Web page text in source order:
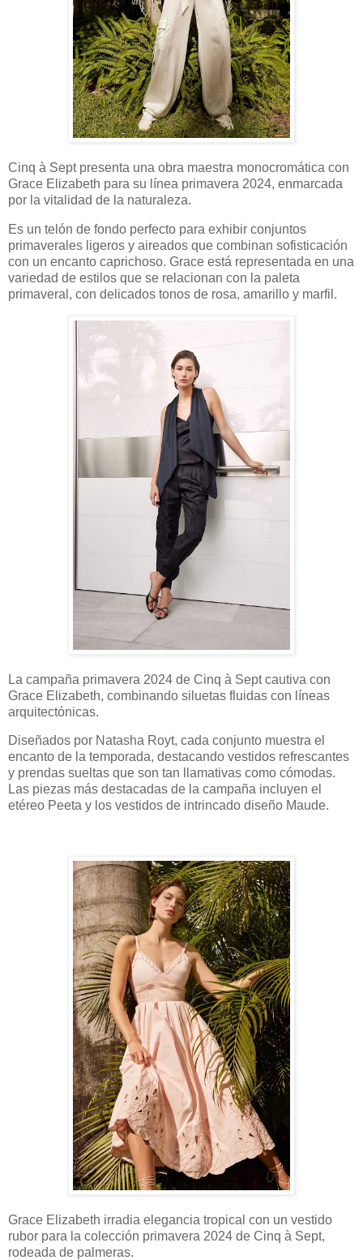
Cinq à Sept presenta una obra maestra monocromática con
Grace Elizabeth para su línea primavera 2024, enmarcada
por la vitalidad de la naturaleza.
Es un telón de fondo perfecto para exhibir conjuntos
primaverales ligeros y aireados que combinan sofisticación
con un encanto caprichoso. Grace está representada en una
variedad de estilos que se relacionan con la paleta
primaveral, con delicados tonos de rosa, amarillo y marfil.
La campaña primavera 2024 de Cinq à Sept cautiva con
Grace Elizabeth, combinando siluetas fluidas con líneas
arquitectónicas.
Diseñados por Natasha Royt, cada conjunto muestra el
encanto de la temporada, destacando vestidos refrescantes
y prendas sueltas que son tan llamativas como cómodas.
Las piezas más destacadas de la campaña incluyen el
etéreo Peeta y los vestidos de intrincado diseño Maude.
Grace Elizabeth irradia elegancia tropical con un vestido
rubor para la colección primavera 2024 de Cinq à Sept,
rodeada de palmeras.